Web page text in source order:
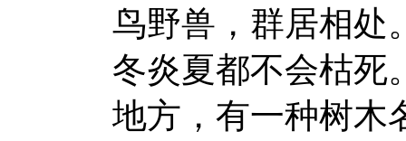
鸟野兽，群居相处
冬炎夏都不会枯死
地方，有一种树木